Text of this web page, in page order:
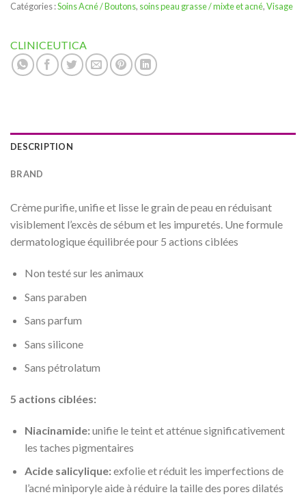
Catégories :Soins Acné / Boutons, soins peau grasse / mixte et acné,Visage
CLINICEUTICA
DESCRIPTION
BRAND
Crème purifie, unifie et lisse le grain de peau en réduisant
visiblement l’excès de sébum et les impuretés. Une formule
dermatologique équilibrée pour 5 actions ciblées
Non testé sur les animaux
Sans paraben
Sans parfum
Sans silicone
Sans pétrolatum
5 actions ciblées:
Niacinamide:unifie le teint et atténue significativement
les taches pigmentaires
Acide salicylique:exfolie et réduit les imperfections de
l’acné miniporyle aide à réduire la taille des pores dilatés